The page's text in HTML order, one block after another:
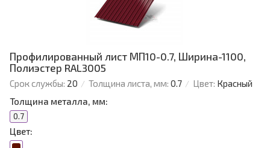
Профилированный лист МП10-0.7, Ширина-1100,
Полиэстер RAL3005
Срок службы: 20 Толщина листа, мм: 0.7 Цвет: Красный
Толщина металла, мм:
0.7
Цвет: